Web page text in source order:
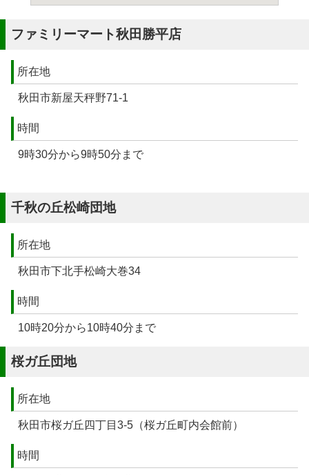
ファミリーマート秋田勝平店
所在地
秋田市新屋天秤野71-1
時間
9時30分から9時50分まで
千秋の丘松崎団地
所在地
秋田市下北手松崎大巻34
時間
10時20分から10時40分まで
桜ガ丘団地
所在地
秋田市桜ガ丘四丁目3-5（桜ガ丘町内会館前）
時間